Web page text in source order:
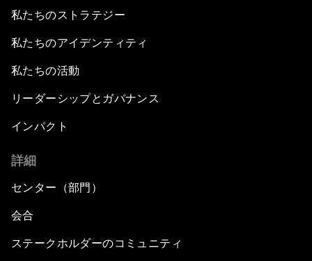
私たちのストラテジー
私たちのアイデンティティ
私たちの活動
リーダーシップとガバナンス
インパクト
詳細
センター（部門）
会合
ステークホルダーのコミュニティ